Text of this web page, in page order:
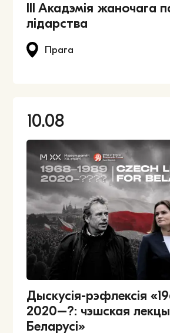
ІІІ Акадэмія жаночага
лідарства
Прага
10.08
Дыскусія-рэфлексія
2020–?: чэшская
Беларусі»